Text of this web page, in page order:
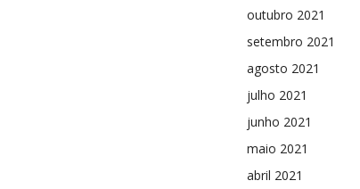
outubro 2021
setembro 2021
agosto 2021
julho 2021
junho 2021
maio 2021
abril 2021